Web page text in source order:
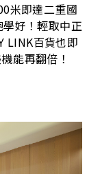
米即達二重國
好！輕取中正
LINK百貨也即
能再翻倍！